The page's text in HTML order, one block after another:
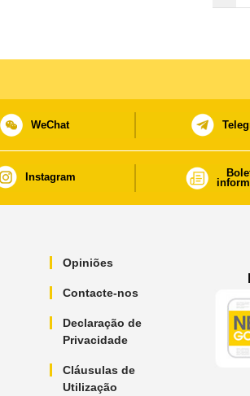
WeChat
Instagram
Opiniões
Contacte-nos
Declaração de
Privacidade
Cláusulas de
Utilização